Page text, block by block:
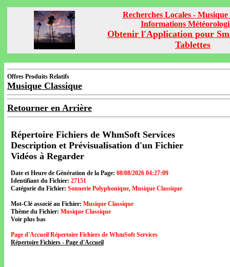
Recherches Locales - Musique
Informations
Obtenir l'Application pour
Tablettes
Offres Produits Relatifs
Musique Classique
Retourner en Arrière
Répertoire Fichiers de WhmSoft Services
Description et Prévisualisation d'un Fichier
Vidéos à Regarder
Date et Heure de Génération de la Page: 08/08/2026 04:27:09
Identifiant du Fichier: 27151
Catégorie du Fichier: Sonnerie Polyphonique, Musique Classique
Mot-Clé associé au Fichier: Musique Classique
Thème du Fichier: Musique Classique
Voir plus bas
Page d'Accueil Répertoire Fichiers de WhmSoft Services
Répertoire Fichiers - Page d'Accueil